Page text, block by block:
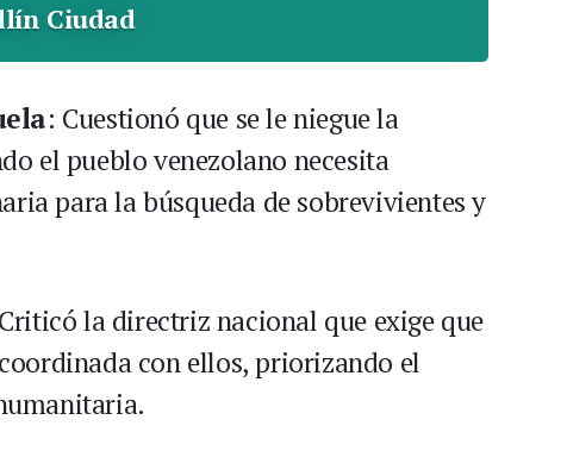
Ciudad
: Cuestionó que se le niegue la
el pueblo venezolano necesita
para la búsqueda de sobrevivientes y
la directriz nacional que exige que
con ellos, priorizando el